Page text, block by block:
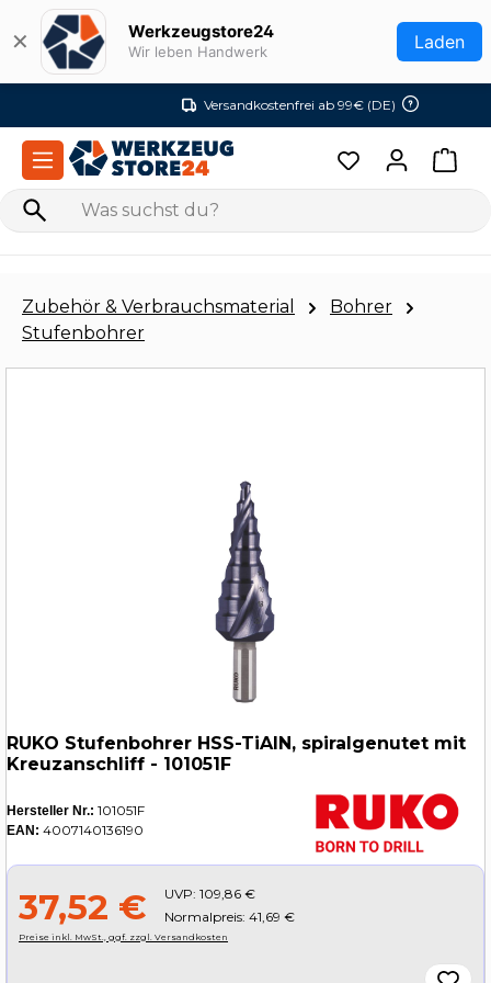
Zum Hauptinhalt springen
✕ Werkzeugstore24
Wir leben Handwerk Laden
Versandkostenfrei ab 99€ (DE)
Zubehör & Verbrauchsmaterial
Bohrer
Stufenbohrer
RUKO Stufenbohrer HSS-TiAlN, spiralgenutet mit
Kreuzanschliff - 101051F
Hersteller Nr.: 101051F
EAN: 4007140136190
37,52 € UVP: 109,86 €
Normalpreis: 41,69 €
Preise inkl. MwSt., ggf. zzgl. Versandkosten